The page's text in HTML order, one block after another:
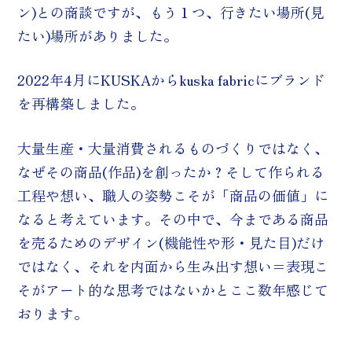
ン)との商談ですが、もう１つ、行きたい場所(見
たい)場所がありました。
2022年4月にKUSKAからkuska fabricにブランド
を再構築しました。
大量生産・大量消費されるものづくりではなく、
なぜその商品(作品)を創ったか？そして作られる
工程や想い、職人の姿勢こそが「商品の価値」に
なると考えています。その中で、今まである商品
を売るためのデザイン(機能性や形・見た目)だけ
ではなく、それを内面から生み出す想い＝表現こ
そがアート的な思考ではないかとここ数年感じて
おります。